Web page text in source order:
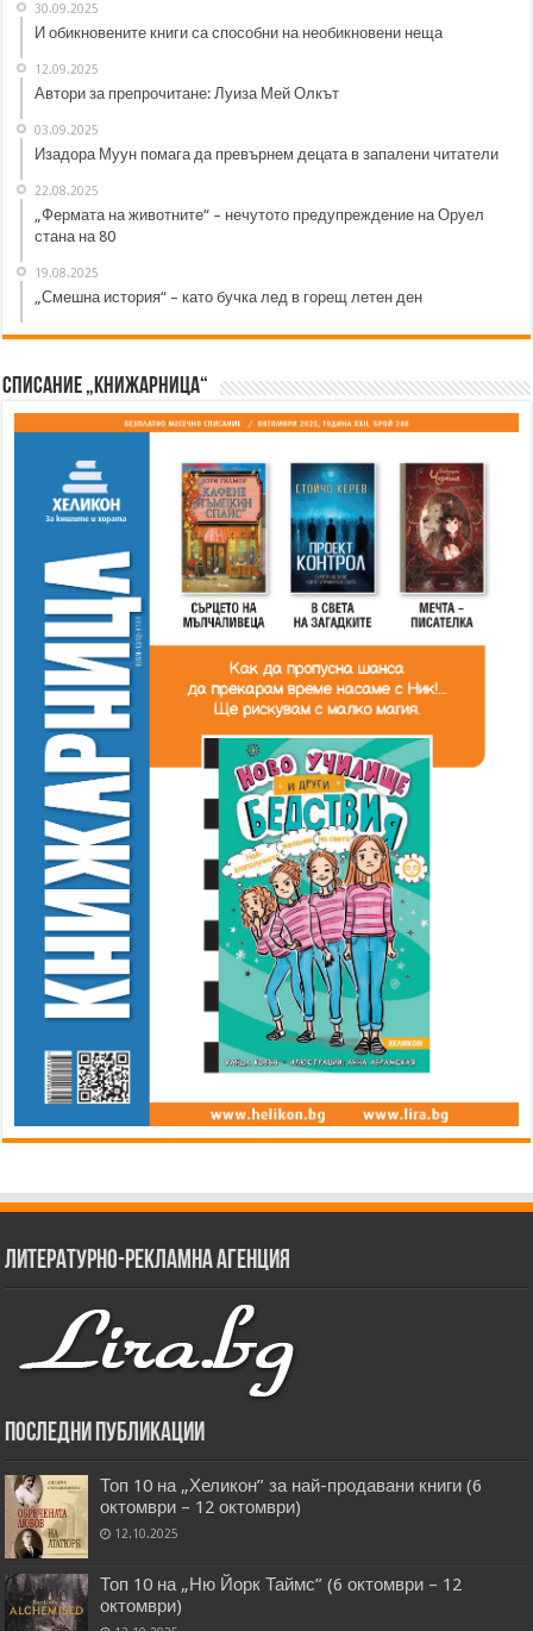
30.09.2025
И обикновените книги са способни на необикновени неща
12.09.2025
Автори за препрочитане: Луиза Мей Олкът
03.09.2025
Изадора Муун помага да превърнем децата в запалени читатели
22.08.2025
„Фермата на животните“ – нечутото предупреждение на Оруел
стана на 80
19.08.2025
„Смешна история“ – като бучка лед в горещ летен ден
Списание „Книжарница“
Литературно-рекламна агенция
Последни публикации
Топ 10 на „Хеликон” за най-продавани книги (6
октомври – 12 октомври)
12.10.2025
Топ 10 на „Ню Йорк Таймс” (6 октомври – 12
октомври)